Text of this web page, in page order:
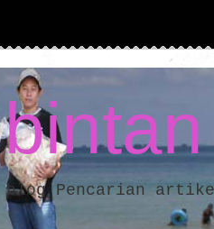
bintan
blog Pencarian